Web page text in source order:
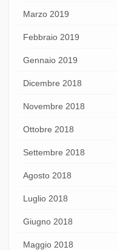
Marzo 2019
Febbraio 2019
Gennaio 2019
Dicembre 2018
Novembre 2018
Ottobre 2018
Settembre 2018
Agosto 2018
Luglio 2018
Giugno 2018
Maggio 2018